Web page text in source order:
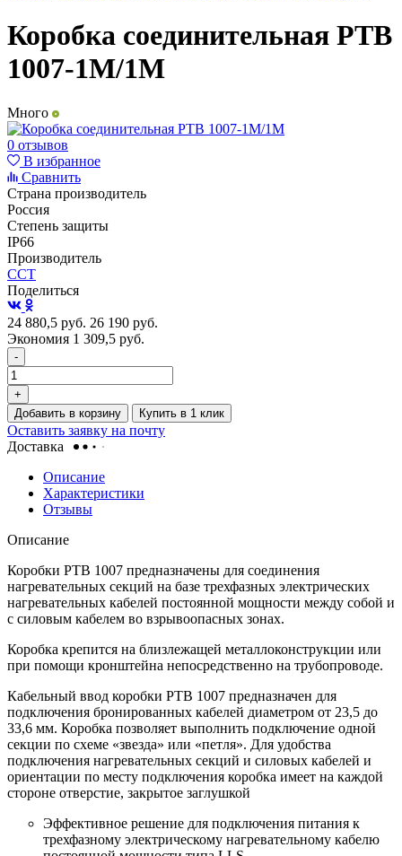
Коробка соединительная РТВ
1007-1М/1М
Много
0 отзывов
В избранное
Сравнить
Страна производитель
Россия
Степень защиты
IP66
Производитель
ССТ
Поделиться
24 880,5 руб. 26 190 руб.
Экономия 1 309,5 руб.
-
+
Добавить в корзину
Купить в 1 клик
Оставить заявку на почту
Доставка
Описание
Характеристики
Отзывы
Описание
Коробки РТВ 1007 предназначены для соединения
нагревательных секций на базе трехфазных электрических
нагревательных кабелей постоянной мощности между собой и
с силовым кабелем во взрывоопасных зонах.
Коробка крепится на близлежащей металлоконструкции или
при помощи кронштейна непосредственно на трубопроводе.
Кабельный ввод коробки РТВ 1007 предназначен для
подключения бронированных кабелей диаметром от 23,5 до
33,6 мм. Коробка позволяет выполнить подключение одной
секции по схеме «звезда» или «петля». Для удобства
подключения нагревательных секций и силовых кабелей и
ориентации по месту подключения коробка имеет на каждой
стороне отверстие, закрытое заглушкой
Эффективное решение для подключения питания к
трехфазному электрическому нагревательному кабелю